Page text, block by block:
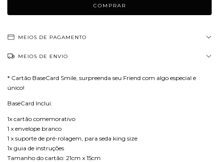
MEIOS DE PAGAMENTO
MEIOS DE ENVIO
* Cartão BaseCard Smile, surpreenda seu Friend com algo especial e
único!
BaseCard Inclui:
1x cartão comemorativo
1 x envelope branco
1 x suporte de pré-rolagem, para seda king size
1x guia de instruções
Tamanho do cartão: 21cm x 15cm